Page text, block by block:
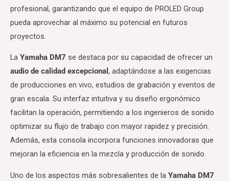
profesional, garantizando que el equipo de PROLED Group
pueda aprovechar al máximo su potencial en futuros
proyectos.
La Yamaha DM7 se destaca por su capacidad de ofrecer un
audio de calidad excepcional , adaptándose a las exigencias
de producciones en vivo, estudios de grabación y eventos de
gran escala. Su interfaz intuitiva y su diseño ergonómico
facilitan la operación, permitiendo a los ingenieros de sonido
optimizar su flujo de trabajo con mayor rapidez y precisión.
Además, esta consola incorpora funciones innovadoras que
mejoran la eficiencia en la mezcla y producción de sonido.
Uno de los aspectos más sobresalientes de la Yamaha DM7